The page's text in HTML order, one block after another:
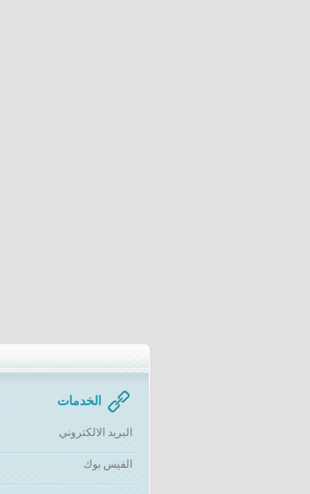
الخدمات
البريد الالكتروني
الفيس بوك